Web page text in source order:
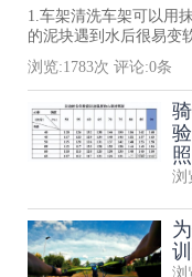
1.车架清洗车架可以用
的泥块遇到水后很易变
浏览:1783次 评论:0条
浏
浏